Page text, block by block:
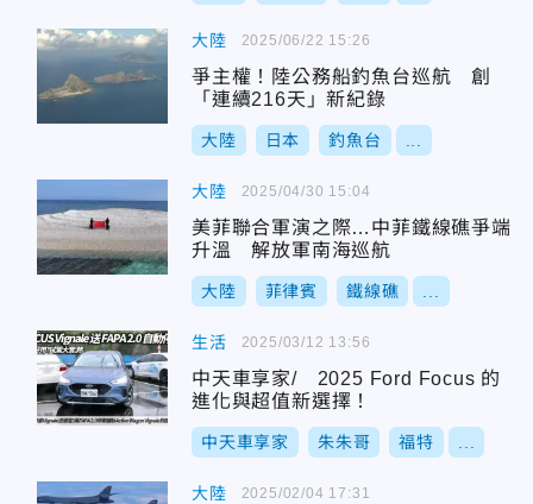
大陸
爭主權！陸公務船釣魚台巡航 創
「連續216天」新紀錄
大陸 日本 釣魚台
2025/06/22 15:26
大陸
美菲聯合軍演之際…中菲鐵線礁爭端
升溫 解放軍南海巡航
大陸 菲律賓 鐵線礁
2025/04/30 15:04
生活
中天車享家/ 2025 Ford Focus 的
進化與超值新選擇！
中天車享家 朱朱哥 福特
2025/03/12 13:56
大陸 2025/02/04 17:31